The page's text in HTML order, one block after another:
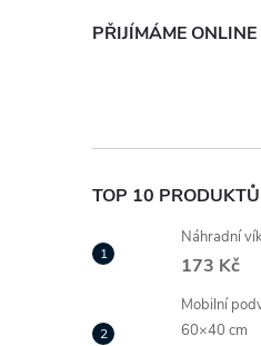
PŘIJÍMÁME
TOP 10 PRODUKTŮ
Náhradní
173 Kč
Mobilní
60×40 cm